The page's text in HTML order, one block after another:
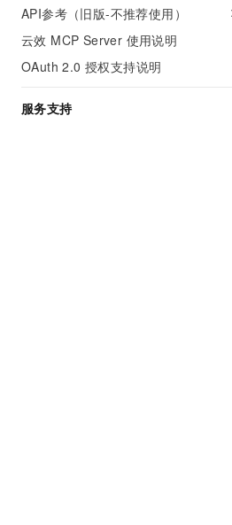
API参考（旧版-不推荐使用）
云效 MCP Server 使用说明
OAuth 2.0 授权支持说明
服务支持